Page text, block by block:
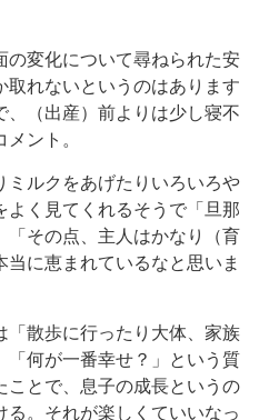
変化について尋ねられた安
れないというのはあります
、（出産）前よりは少し寝不
ント。
ルクをあげたりいろいろや
よく見てくれるそうで「旦那
「その点、主人はかなり（育
に恵まれているなと思いま
散歩に行ったり大体、家族
「何が一番幸せ？」という質
ことで、息子の成長というの
る。それが楽しくていいなっ